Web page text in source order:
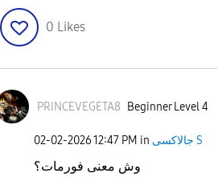
0 Likes
PRINCEVEGETA8 Beginner Level 4
‎02-02-202612:47 PM in جالاكسى S
وش معنى فورمات؟